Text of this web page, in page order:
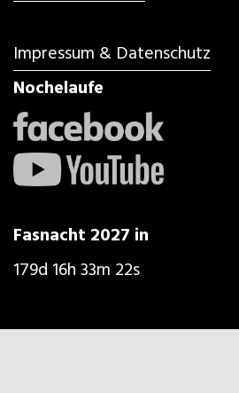
Impressum & Datenschutz
Nochelaufe
Fasnacht 2027 in
179d 16h 33m 20s